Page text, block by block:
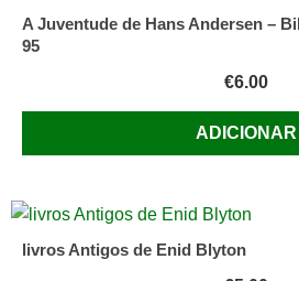
A Juventude de Hans Andersen –
95
€6.00
ADICIONAR
livros Antigos de Enid Blyton